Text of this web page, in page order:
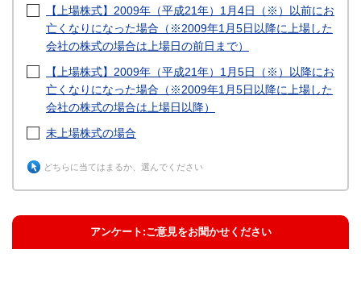
【上場株式】2009年（平成21年）1月4日（※）以前にお
亡くなりになった場合（※2009年1月5日以降に上場した
会社の株式の場合は上場日の前日まで）
【上場株式】2009年（平成21年）1月5日（※）以降にお
亡くなりになった場合（※2009年1月5日以降に上場した
会社の株式の場合は上場日以降）
未上場株式の場合
どちらに当てはまるか、選んでください
アンケート:ご意見をお聞かせください